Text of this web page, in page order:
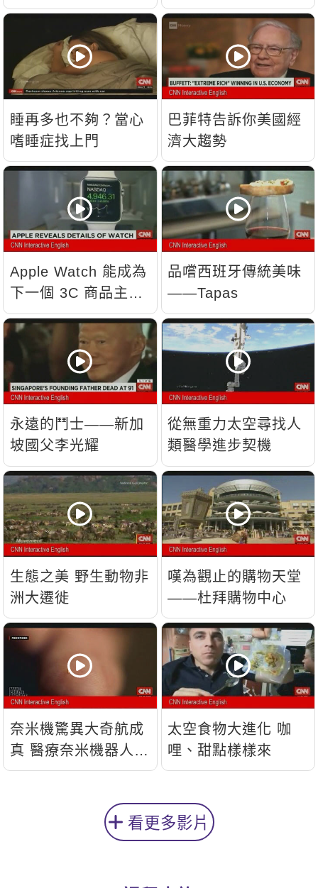
睡再多也不夠？當心
嗜睡症找上門
巴菲特告訴你美國經
濟大趨勢
Apple Watch 能成為
下一個 3C 商品主
流？
品嚐西班牙傳統美味
——Tapas
永遠的鬥士——新加
坡國父李光耀
從無重力太空尋找人
類醫學進步契機
生態之美 野生動物非
洲大遷徙
嘆為觀止的購物天堂
——杜拜購物中心
奈米機驚異大奇航成
真 醫療奈米機器人問
世
太空食物大進化 咖
哩、甜點樣樣來
看更多影片